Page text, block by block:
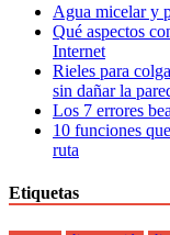
Agua micelar y
Qué aspectos
Internet
Rieles para
sin dañar la
Los 7 errores
10 funciones
ruta
Etiquetas